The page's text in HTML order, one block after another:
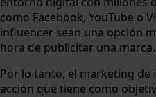
como Facebook, YouTube o
influencer sean una opción
hora de publicitar una marca.
Por lo tanto, el marketing de
acción que tiene como